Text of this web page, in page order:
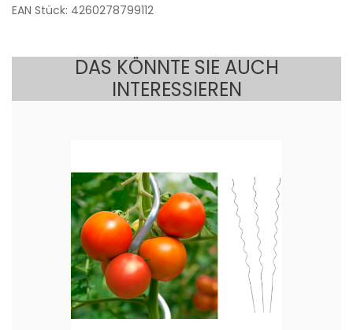
EAN Stück: 4260278799112
DAS KÖNNTE SIE AUCH
INTERESSIEREN